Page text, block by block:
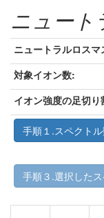
ニュート
ニュートラルロスマ
対象イオン数:
イオン強度の足切り
手順１.スペクト
手順３.選択した